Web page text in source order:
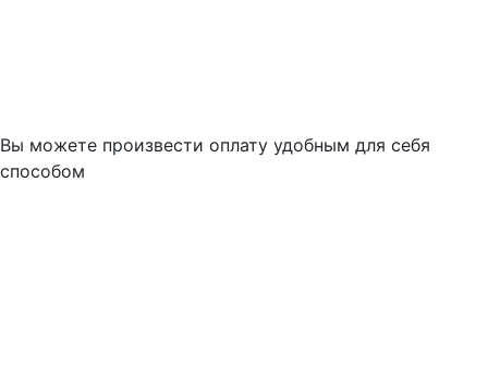
Вы можете произвести оплату удобным для себя
способом